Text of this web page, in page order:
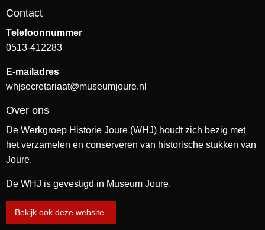
Contact
Telefoonnummer
0513-412283
E-mailadres
whjsecretariaat@museumjoure.nl
Over ons
De Werkgroep Historie Joure (WHJ) houdt zich bezig met
het verzamelen en conserveren van historische stukken van
Joure.
De WHJ is gevestigd in Museum Joure.
Bekijk ook deze website.